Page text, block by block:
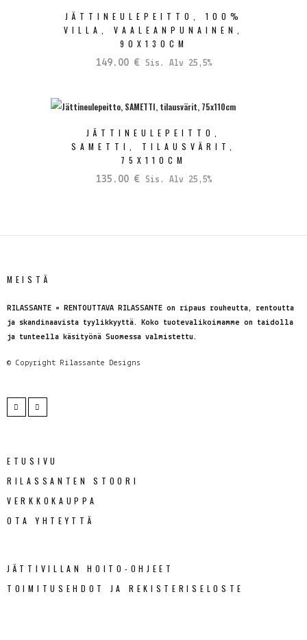
JÄTTINEULEPEITTO, 100%
VILLA, VAALEANPUNAINEN,
90X130CM
149.00 € Sis. Alv 25,5%
JÄTTINEULEPEITTO,
SAMETTI, TILAUSVÄRIT,
75X110CM
135.00 € Sis. Alv 25,5%
MEISTÄ
RILASSANTE = RENTOUTTAVA RILASSANTE on ripaus rouheutta, rentoutta
ja skandinaavista tyylikkyyttä. Koko tuotevalikoimamme on taidolla
ja tunteella käsityönä Suomessa valmistettu.
© Copyright Rilassante Designs
ETUSIVU
RILASSANTEN STOORI
VERKKOKAUPPA
OTA YHTEYTTÄ
JÄTTIVILLAN HOITO-OHJEET
TOIMITUSEHDOT JA REKISTERISELOSTE